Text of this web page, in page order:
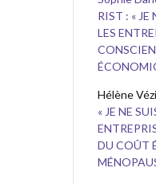
RIST : « JE
LES
Hélène
« JE NE
DU COÛT